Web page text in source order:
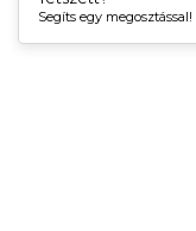
Segíts egy megosztással!